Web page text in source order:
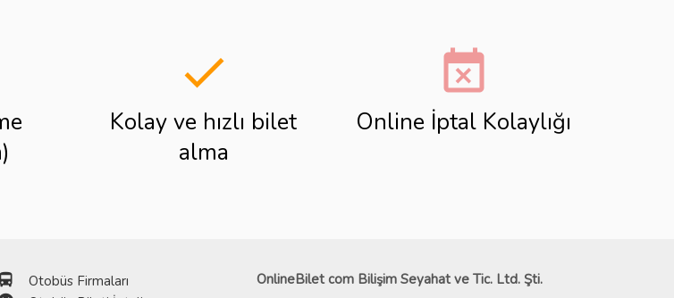
done
Kolay ve hızlı bilet
alma
event_busy
Online İptal Kolaylığı
directions_bus Otobüs Firmaları OnlineBilet com Bilişim Seyahat ve Tic. Ltd. Şti.